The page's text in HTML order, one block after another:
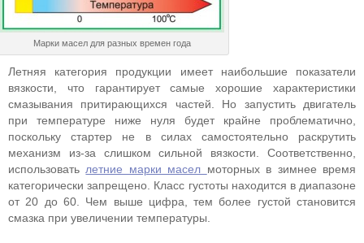
Марки масел для разных времен года
Летняя категория продукции имеет наибольшие показатели
вязкости, что гарантирует самые хорошие характеристики
смазывания притирающихся частей. Но запустить двигатель
при температуре ниже нуля будет крайне проблематично,
поскольку стартер не в силах самостоятельно раскрутить
механизм из-за слишком сильной вязкости. Соответственно,
использовать летние марки масел моторных в зимнее время
категорически запрещено. Класс густоты находится в диапазоне
от 20 до 60. Чем выше цифра, тем более густой становится
смазка при увеличении температуры.